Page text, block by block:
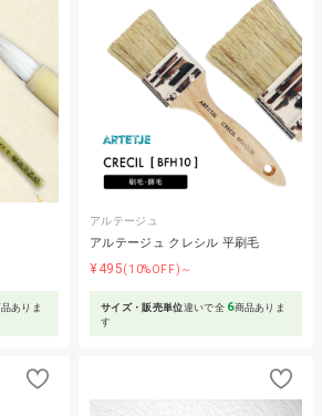
ありま
アルテージュ
アルテージュ クレシル 平刷毛
¥495(10%OFF)～
サイズ・販売単位違いで全 6商品ありま
す